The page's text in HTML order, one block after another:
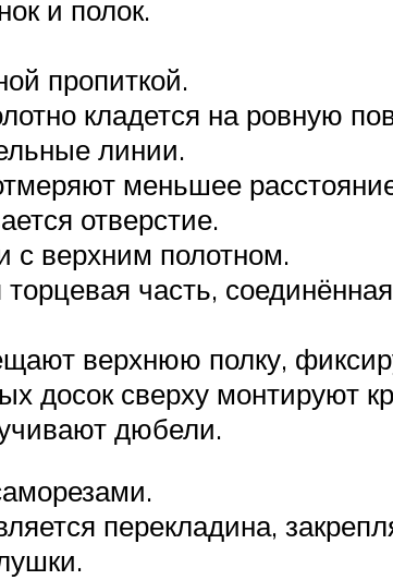
и полок.
пропиткой.
кладется на ровную
линии.
меньшее
отверстие.
с верхним полотном.
часть,
верхнюю полку,
досок сверху монтируют
дюбели.
перекладина,